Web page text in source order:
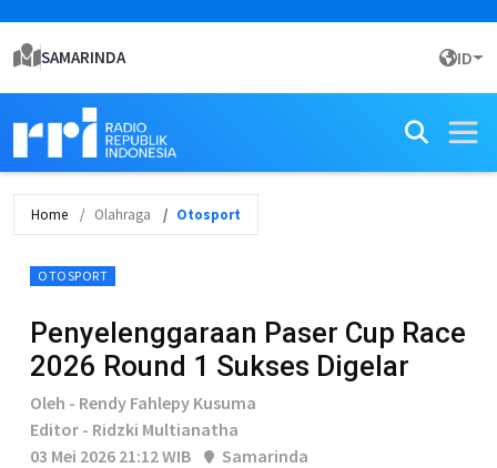
SAMARINDA ID
Home Olahraga Otosport
OTOSPORT
Penyelenggaraan Paser Cup Race
2026 Round 1 Sukses Digelar
Oleh - Rendy Fahlepy Kusuma
Editor - Ridzki Multianatha
03 Mei 2026 21:12 WIB
Samarinda